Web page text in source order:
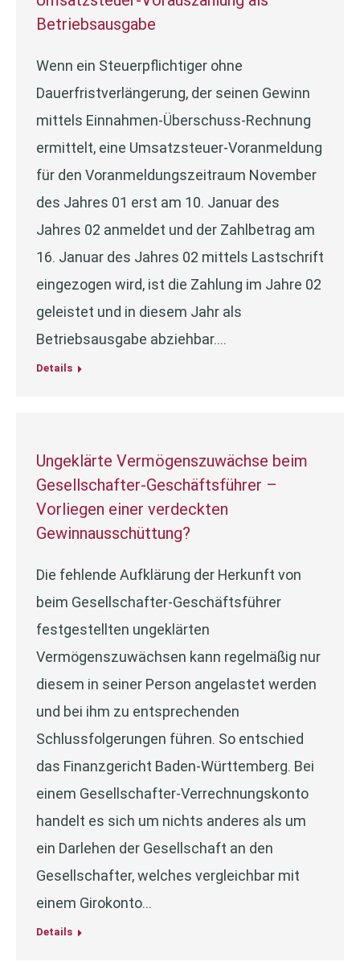
Betriebsausgabe
Wenn ein Steuerpflichtiger ohne
Dauerfristverlängerung, der seinen Gewinn
mittels Einnahmen-Überschuss-Rechnung
ermittelt, eine Umsatzsteuer-Voranmeldung
für den Voranmeldungszeitraum November
des Jahres 01 erst am 10. Januar des
Jahres 02 anmeldet und der Zahlbetrag am
16. Januar des Jahres 02 mittels Lastschrift
eingezogen wird, ist die Zahlung im Jahre 02
geleistet und in diesem Jahr als
Betriebsausgabe abziehbar.…
Details
Ungeklärte Vermögenszuwächse beim
Gesellschafter-Geschäftsführer –
Vorliegen einer verdeckten
Gewinnausschüttung?
Die fehlende Aufklärung der Herkunft von
beim Gesellschafter-Geschäftsführer
festgestellten ungeklärten
Vermögenszuwächsen kann regelmäßig nur
diesem in seiner Person angelastet werden
und bei ihm zu entsprechenden
Schlussfolgerungen führen. So entschied
das Finanzgericht Baden-Württemberg. Bei
einem Gesellschafter-Verrechnungskonto
handelt es sich um nichts anderes als um
ein Darlehen der Gesellschaft an den
Gesellschafter, welches vergleichbar mit
einem Girokonto…
Details